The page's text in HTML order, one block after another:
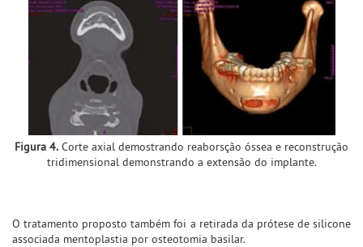
Figura 4. Corte axial demostrando reaborsção óssea e reconstrução
tridimensional demonstrando a extensão do implante.
O tratamento proposto também foi a retirada da prótese de silicone
associada mentoplastia por osteotomia basilar.